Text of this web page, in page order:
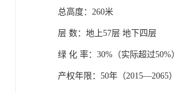
总高度：260米
层 数：地上57层 地下四层
绿 化 率：30%（实际超过50%）
产权年限：50年（2015—2065）